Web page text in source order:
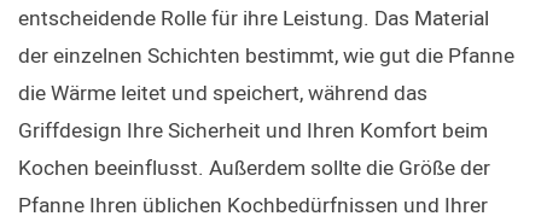
entscheidende Rolle für ihre Leistung. Das Material
der einzelnen Schichten bestimmt, wie gut die Pfanne
die Wärme leitet und speichert, während das
Griffdesign Ihre Sicherheit und Ihren Komfort beim
Kochen beeinflusst. Außerdem sollte die Größe der
Pfanne Ihren üblichen Kochbedürfnissen und Ihrer